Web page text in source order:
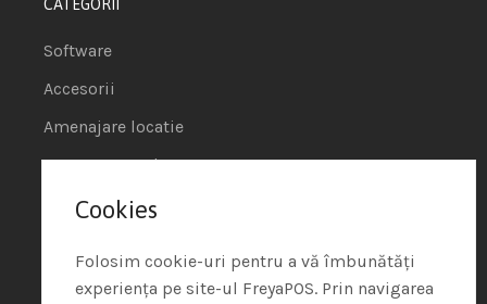
CATEGORII
Software
Accesorii
Amenajare locatie
POS - Puncte de vanzare
Termeni si conditii
Politica de Cookie
Protectia Datelor cu Caracter Personal
Cookies
Folosim cookie-uri pentru a vă îmbunătăți
experiența pe site-ul FreyaPOS. Prin navigarea